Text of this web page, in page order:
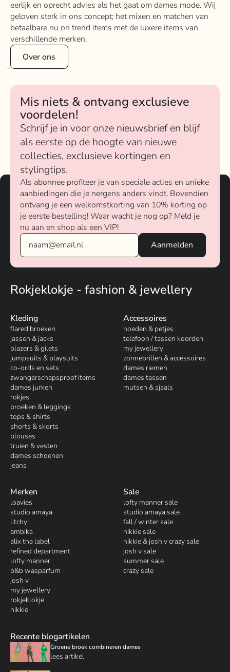
eerlijk en oprecht advies als het gaat om dames mode. Wij
geloven sterk in ons concept; het mixen en matchen van
betaalbare nu on trend items met de luxere items van
verschillende merken.
Over ons
Mis niets & ontvang exclusieve
voordelen!
Schrijf je in voor onze nieuwsbrief en blijf
als eerste op de hoogte van nieuwe
collecties, exclusieve kortingen en
stylingtips.
Als abonnee profiteer je van speciale acties en unieke
aanbiedingen die je nergens anders vindt. Bovendien
ontvang je een welkomstkorting van 10% korting op
je eerste bestelling! Waar wacht je nog op? Meld je
nu aan en shop als een VIP!
Rokjeklokje - fashion & jewellery
Kleding
flared broeken
jassen & jacks
blazers & gilets
jumpsuits & playsuits
co-ords en sets
zwangerschapsproof items
dames jurken
rokjes
broeken & leggings
tops & shirts
shorts & skorts
blouses
truien & vesten
dames schoenen
jeans
Accessoires
hoeden & petjes
telefoon / tassen koorden
my jewellery
zonnebrillen & accessoires
dames riemen
dames tassen
mutsen & sjaals
Merken
loavies
studio amaya
litchy
ambika
alix the label
refined department
lofty manner
b&b wasparfum
josh v
my jewellery
rokjeklokje
nikkie
Sale
lofty manner sale
studio amaya sale
fall / winter sale
nikkie sale
nikkie & josh v crazy sale
josh v sale
summer sale
crazy sale
Recente blogartikelen
Groene broek combineren dames
lees artikel